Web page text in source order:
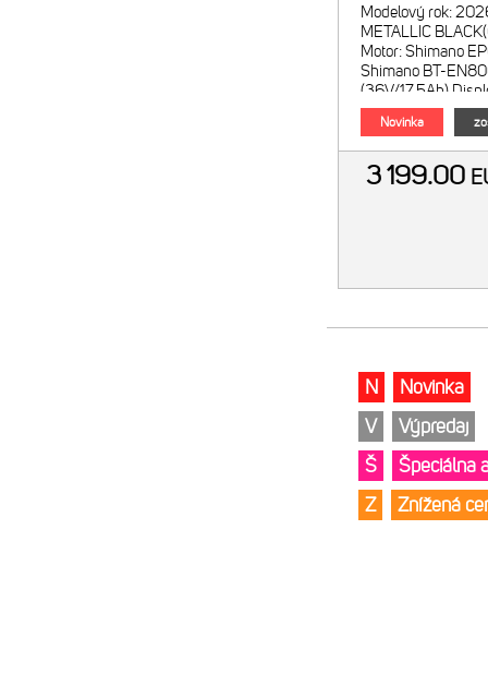
Modelový rok:
METALLIC
Motor: Shimano
Shimano BT-
(36V/17.5Ah)
EN500A Menič
Novinka
3 199.00
N
Novinka
V
Výpredaj
Š
Špeciálna
Z
Znížená